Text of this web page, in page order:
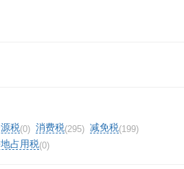
间与企业所得税的申报时
的纳税人按月报送财务报
得税的纳税人按季报送财务
5个月内报送年度财务报
税(0) 消费税(295) 减免税(199)
占用税(0)